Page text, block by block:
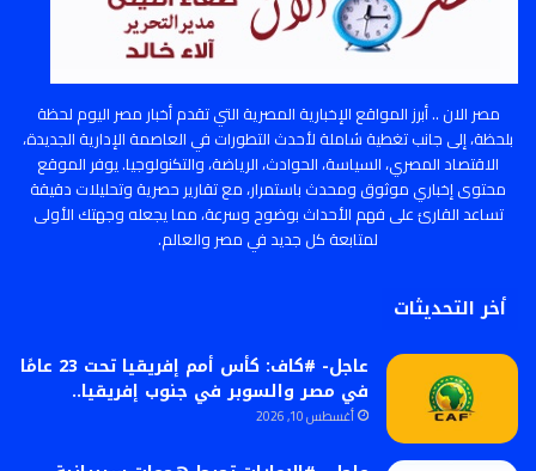
مصر الان .. أبرز المواقع الإخبارية المصرية التي تقدم أخبار مصر اليوم لحظة
بلحظة، إلى جانب تغطية شاملة لأحدث التطورات في العاصمة الإدارية الجديدة،
الاقتصاد المصري، السياسة، الحوادث، الرياضة، والتكنولوجيا. يوفر الموقع
محتوى إخباري موثوق ومحدث باستمرار، مع تقارير حصرية وتحليلات دقيقة
تساعد القارئ على فهم الأحداث بوضوح وسرعة، مما يجعله وجهتك الأولى
لمتابعة كل جديد في مصر والعالم.
أخر التحديثات
عاجل- #كاف: كأس أمم إفريقيا تحت 23 عامًا
في مصر والسوبر في جنوب إفريقيا..
أغسطس 10, 2026